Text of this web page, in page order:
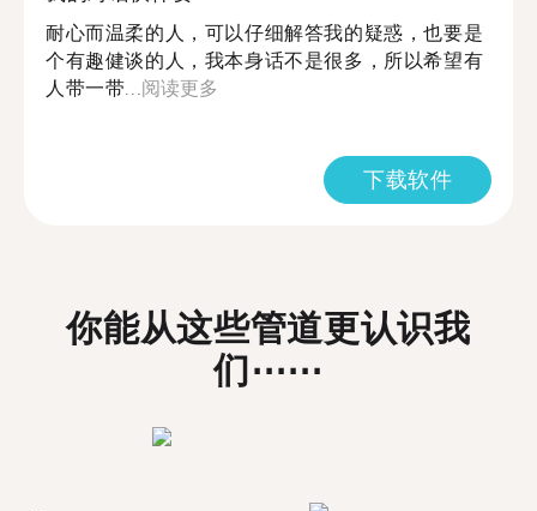
耐心而温柔的人，可以仔细解答我的疑惑，也要是
个有趣健谈的人，我本身话不是很多，所以希望有
人带一带...阅读更多
下载软件
你能从这些管道更认识我
们⋯⋯